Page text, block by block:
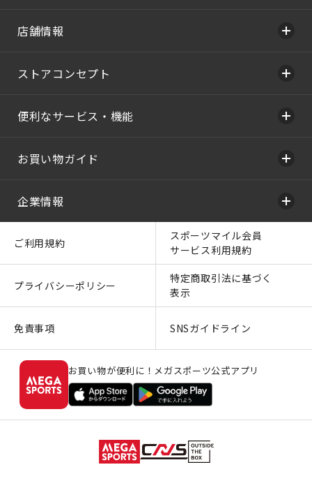
店舗情報
ストアコンセプト
便利なサービス・機能
お買い物ガイド
企業情報
ご利用規約
スポーツマイル会員
サービス利用規約
プライバシーポリシー
特定商取引法に基づく
表示
免責事項 SNSガイドライン
お買い物が便利に！メガスポーツ公式アプリ